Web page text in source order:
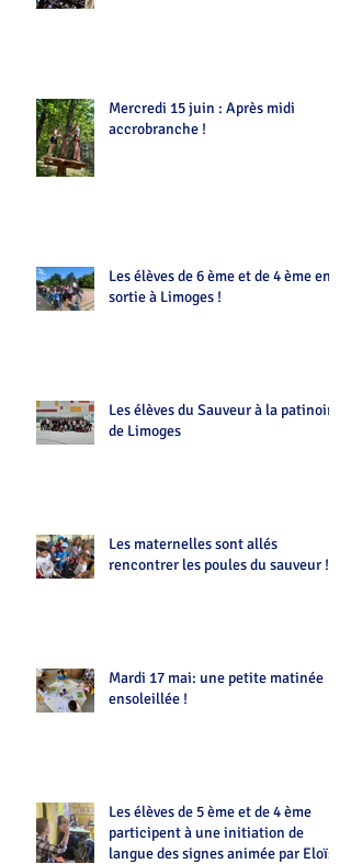
Mercredi 15 juin : Après midi
accrobranche !
Les élèves de 6 ème et de 4 ème en
sortie à Limoges !
Les élèves du Sauveur à la patinoire
de Limoges
Les maternelles sont allés
rencontrer les poules du sauveur !!
Mardi 17 mai: une petite matinée
ensoleillée !
Les élèves de 5 ème et de 4 ème
participent à une initiation de
langue des signes animée par Eloïse